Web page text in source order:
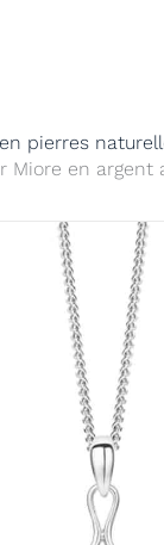
pierres
Miore en argent